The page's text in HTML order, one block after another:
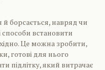
й борсається, навряд чи
способи встановити
Це можна зробити,
готові для нього
підлітку, який витрачає